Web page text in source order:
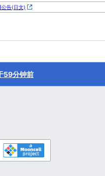
公告(日文)
59分钟前